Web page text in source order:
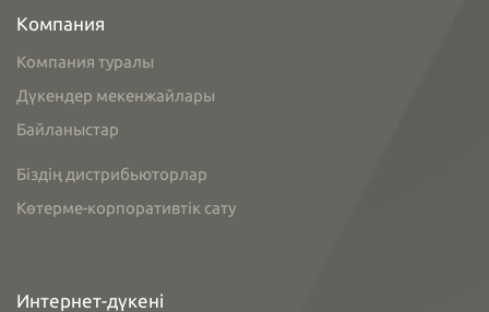
Компания
Компания туралы
Дүкендер мекенжайлары
Байланыстар
Біздің дистрибьюторлар
Көтерме-корпоративтік сату
Интернет-дүкені